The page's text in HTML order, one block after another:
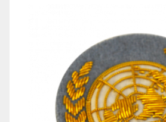
LES BATAILLONS
MUSIQUE DU ROYAL 22E RÉGIMENT
ALLIANCES, AFFILIATIONS ET LIENS D'AMITIÉ